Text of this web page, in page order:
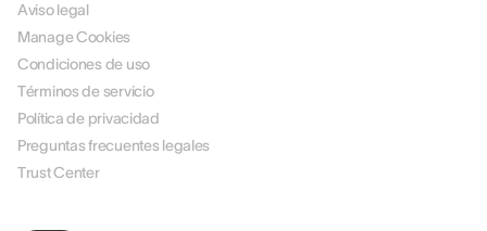
Aviso legal
Manage Cookies
Condiciones de uso
Términos de servicio
Política de privacidad
Preguntas frecuentes legales
Trust Center